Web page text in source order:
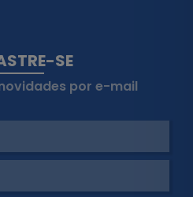
SE
por e-mail